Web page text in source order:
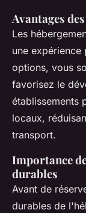
Avantages
Les
une expérience
options, vous
favorisez le
établissements
locaux,
transport.
Importance
durables
Avant de
durables de